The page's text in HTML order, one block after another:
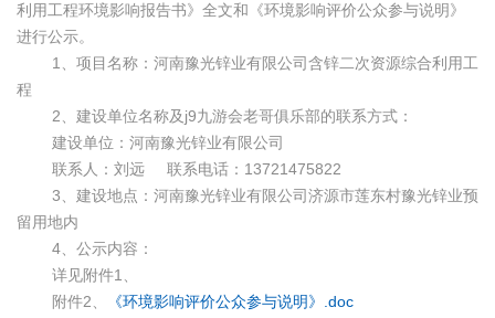
利用工程环境影响报告书》全文和《环境影响评价公众参与说明》
进行公示。
1
、项目名称：河南豫光锌业有限公司含锌二次资源综合利用工
程
2 、建设单位名称及j9九游会老哥俱乐部的联系方式：
建设单位：河南豫光锌业有限公司
联系人：刘远
联系电话： 13721475822
3 、建设地点：河南豫光锌业有限公司济源市莲东村豫光锌业预
留用地内
4 、公示内容：
详见附件1、
附件2、
《环境影响评价公众参与说明》
.doc